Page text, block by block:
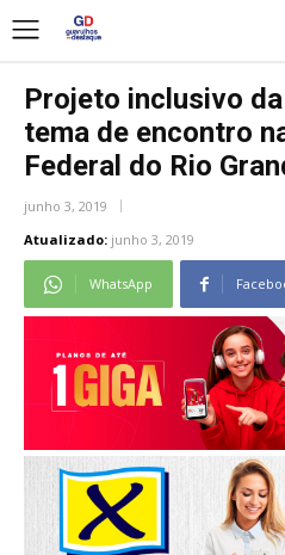
Projeto inclusivo
tema de encontro
Federal do Rio
junho 3, 2019
Atualizado: junho 3, 2019
WhatsApp